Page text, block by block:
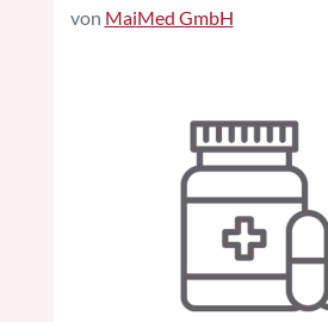
von MaiMed GmbH